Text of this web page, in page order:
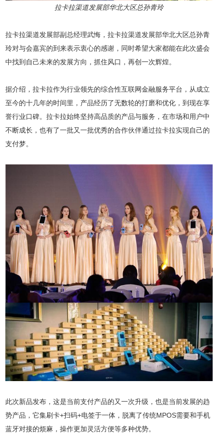
拉卡拉渠道发展部华北大区总孙青玲
拉卡拉渠道发展部副总经理武悔，拉卡拉渠道发展部华北大区总孙青
玲对与会嘉宾的到来表示衷心的感谢，同时希望大家都能在此次盛会
中找到自己未来的发展方向，抓住风口，再创一次辉煌。
据介绍，拉卡拉作为行业领先的综合性互联网金融服务平台，从成立
至今的十几年的时间里，产品经历了无数轮的打磨和优化，到现在享
誉行业口碑。拉卡拉始终坚持高品质的产品与服务，在市场和用户中
不断成长，也有了一批又一批优秀的合作伙伴通过拉卡拉实现自己的
支付梦。
此次新品发布，这是当前支付产品的又一次升级，也是当前发展的趋
势产品，它集刷卡+扫码+电签于一体，脱离了传统MPOS需要和手机
蓝牙对接的烦麻，操作更加灵活方便等多种优势。